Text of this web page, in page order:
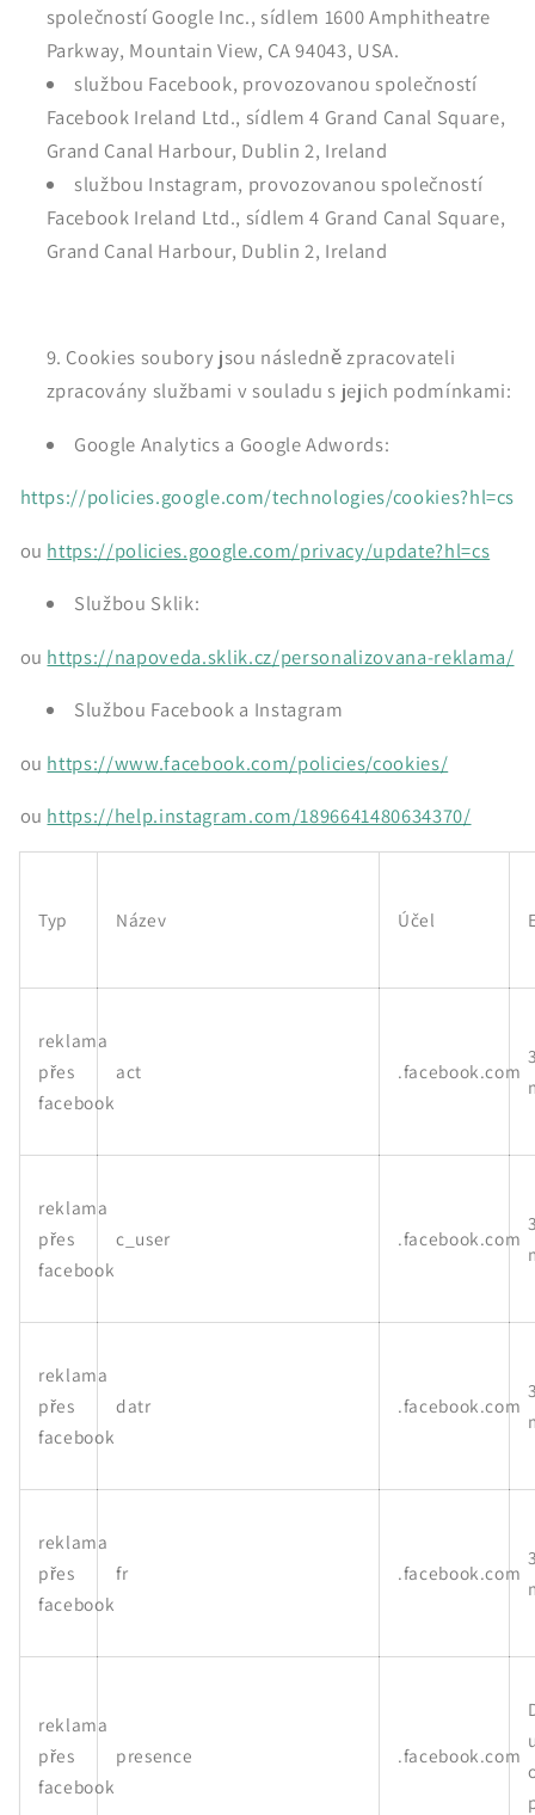
společností Google Inc., sídlem 1600 Amphitheatre
Parkway, Mountain View, CA 94043, USA.
službou Facebook, provozovanou společností
Facebook Ireland Ltd., sídlem 4 Grand Canal Square,
Grand Canal Harbour, Dublin 2, Ireland
službou Instagram, provozovanou společností
Facebook Ireland Ltd., sídlem 4 Grand Canal Square,
Grand Canal Harbour, Dublin 2, Ireland
Cookies soubory jsou následně zpracovateli
zpracovány službami v souladu s jejich podmínkami:
Google Analytics a Google Adwords:
https://policies.google.com/technologies/cookies?hl=cs
ou https://policies.google.com/privacy/update?hl=cs
Službou Sklik:
ou https://napoveda.sklik.cz/personalizovana-reklama/
Službou Facebook a Instagram
ou https://www.facebook.com/policies/cookies/
ou https://help.instagram.com/1896641480634370/
Typ Název Účel
reklama
přes
facebook
act .facebook.com
reklama
přes
facebook
c_user .facebook.com
reklama
přes
facebook
datr .facebook.com
reklama
přes
facebook
fr .facebook.com
reklama
přes
facebook
presence .facebook.com